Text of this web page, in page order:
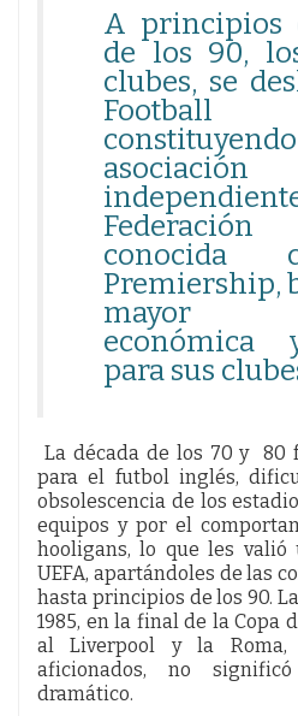
A principios
de los 90,
clubes, se
Football
conocida
Premiership,
mayor
económica
para sus
La década de los 70 y 80
para el futbol inglés,
obsolescencia de los
equipos y por el
hooligans, lo que les valió
UEFA, apartándoles de las
hasta principios de los 90.
1985, en la final de la Copa
al Liverpool y la Roma,
aficionados, no
dramático.